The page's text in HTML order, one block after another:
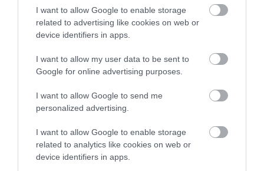
I want to allow Google to enable storage
related to advertising like cookies on web or
device identifiers in apps.
I want to allow my user data to be sent to
Google for online advertising purposes.
I want to allow Google to send me
personalized advertising.
I want to allow Google to enable storage
related to analytics like cookies on web or
device identifiers in apps.